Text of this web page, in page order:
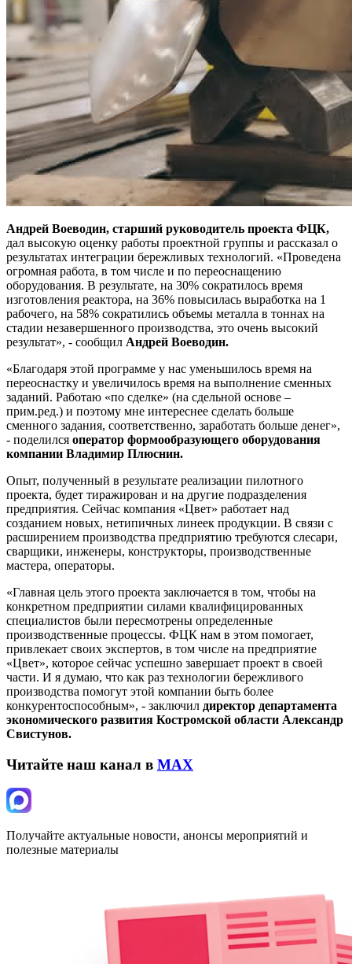
Андрей Воеводин, старший руководитель проекта ФЦК,
дал высокую оценку работы проектной группы и рассказал о
результатах интеграции бережливых технологий. «Проведена
огромная работа, в том числе и по переоснащению
оборудования. В результате, на 30% сократилось время
изготовления реактора, на 36% повысилась выработка на 1
рабочего, на 58% сократились объемы металла в тоннах на
стадии незавершенного производства, это очень высокий
результат», - сообщил Андрей Воеводин.
«Благодаря этой программе у нас уменьшилось время на
переоснастку и увеличилось время на выполнение сменных
заданий. Работаю «по сделке» (на сдельной основе –
прим.ред.) и поэтому мне интереснее сделать больше
сменного задания, соответственно, заработать больше денег»,
- поделился оператор формообразующего оборудования
компании Владимир Плюснин.
Опыт, полученный в результате реализации пилотного
проекта, будет тиражирован и на другие подразделения
предприятия. Сейчас компания «Цвет» работает над
созданием новых, нетипичных линеек продукции. В связи с
расширением производства предприятию требуются слесари,
сварщики, инженеры, конструкторы, производственные
мастера, операторы.
«Главная цель этого проекта заключается в том, чтобы на
конкретном предприятии силами квалифицированных
специалистов были пересмотрены определенные
производственные процессы. ФЦК нам в этом помогает,
привлекает своих экспертов, в том числе на предприятие
«Цвет», которое сейчас успешно завершает проект в своей
части. И я думаю, что как раз технологии бережливого
производства помогут этой компании быть более
конкурентоспособным», - заключил директор департамента
экономического развития Костромской области Александр
Свистунов.
Читайте наш канал в MAX
Получайте актуальные новости, анонсы мероприятий и
полезные материалы